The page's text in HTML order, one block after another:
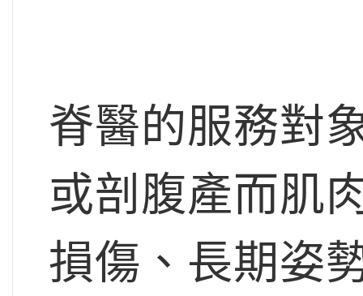
脊醫的服務對
或剖腹產而肌
損傷、長期姿